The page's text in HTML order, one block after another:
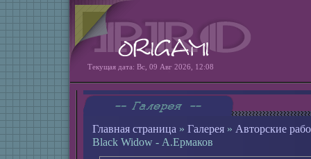
Текущая дата: Вс, 09 Авг 2026, 12:08
Главная страница » Галерея » Авторские
Black Widow - А.Ермаков